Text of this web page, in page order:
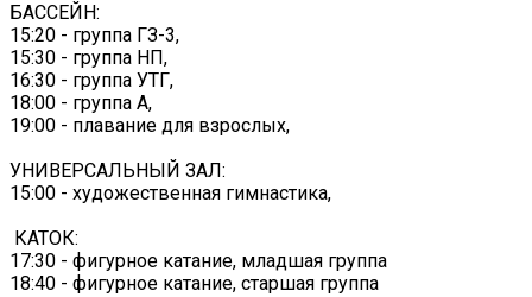
БАССЕЙН:
15:20 - группа ГЗ-3,
15:30 - группа НП,
16:30 - группа УТГ,
18:00 - группа А,
19:00 - плавание для взрослых,
УНИВЕРСАЛЬНЫЙ ЗАЛ:
15:00 - художественная гимнастика,
️ КАТОК:
17:30 - фигурное катание, младшая группа
18:40 - фигурное катание, старшая группа